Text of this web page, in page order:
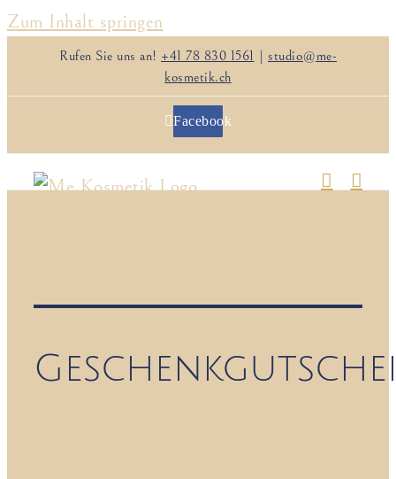
Zum Inhalt springen
Rufen Sie uns an! +41 78 830 1561 | studio@me-
kosmetik.ch
Facebook